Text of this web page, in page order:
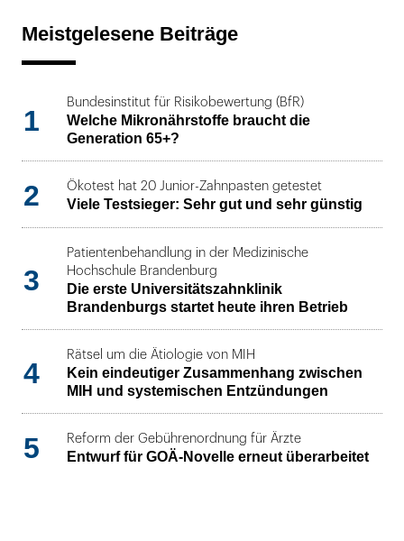
Meistgelesene Beiträge
1
Bundesinstitut für Risikobewertung (BfR)
Welche Mikronährstoffe braucht die
Generation 65+?
2 Ökotest hat 20 Junior-Zahnpasten getestet
Viele Testsieger: Sehr gut und sehr günstig
3
Patientenbehandlung in der Medizinische
Hochschule Brandenburg
Die erste Universitätszahnklinik
Brandenburgs startet heute ihren Betrieb
4
Rätsel um die Ätiologie von MIH
Kein eindeutiger Zusammenhang zwischen
MIH und systemischen Entzündungen
5 Reform der Gebührenordnung für Ärzte
Entwurf für GOÄ-Novelle erneut überarbeitet